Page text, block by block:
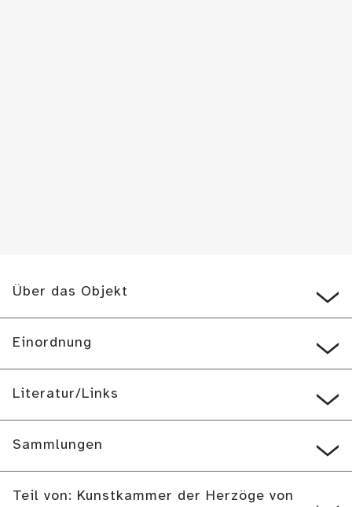
Über das Objekt
Einordnung
Literatur/Links
Sammlungen
Teil von: Kunstkammer der Herzöge von